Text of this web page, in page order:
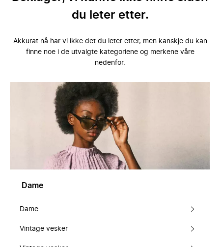
du leter etter.
Akkurat nå har vi ikke det du leter etter, men kanskje du kan
finne noe i de utvalgte kategoriene og merkene våre
nedenfor.
Dame
Dame
Vintage vesker